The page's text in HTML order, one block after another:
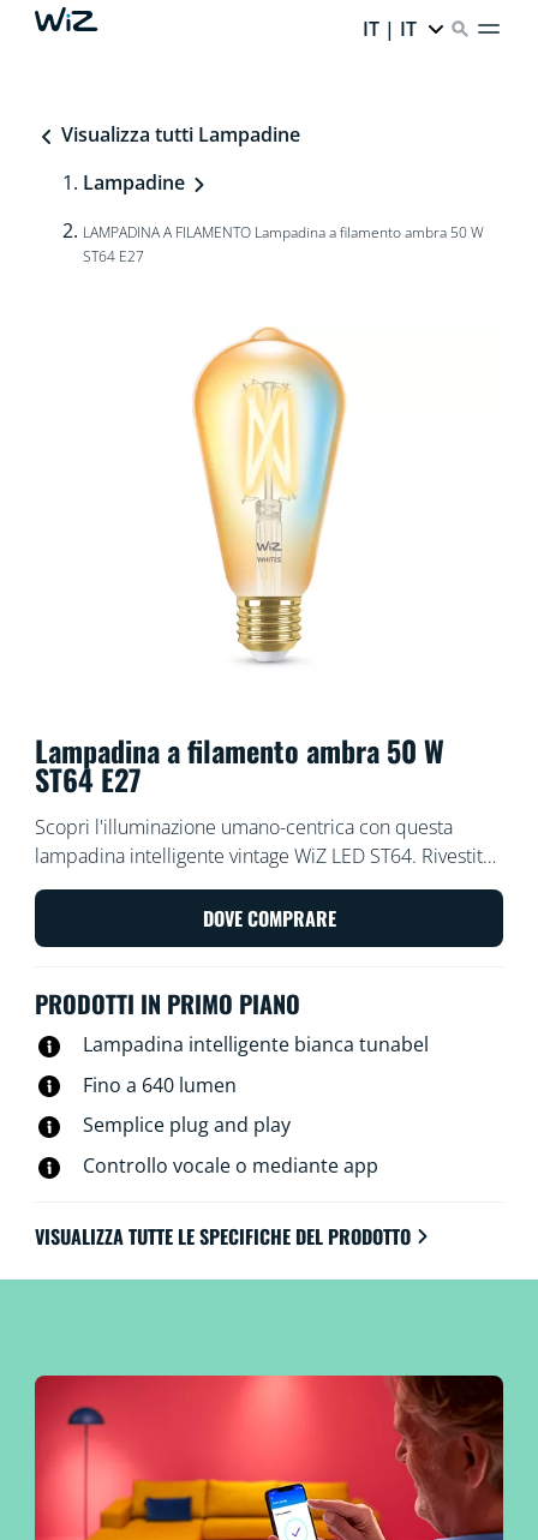
IT | IT
Visualizza tutti Lampadine
Lampadine
LAMPADINA A FILAMENTO Lampadina a filamento ambra 50 W
ST64 E27
Lampadina a filamento ambra 50 W
ST64 E27
Scopri l'illuminazione umano-centrica con questa
lampadina intelligente vintage WiZ LED ST64. Rivestita
in ambra per un look classico, perfetta per i sistemi di
illuminazione decorativi. Scegli tra diverse tonalità di
bianco, da caldo a freddo, per impostare la migliore
accendano e spengano in base alle tue abitudini
smartphone o con la voce e avere accesso remoto alle
luci, anche quando non ci sei. Le luci WiZ si connettono
al tuo router Wi-Fi esistente e non richiedono alcun
hardware aggiuntivo.
DOVE COMPRARE
PRODOTTI IN PRIMO PIANO
Lampadina intelligente bianca tunabel
Fino a 640 lumen
Semplice plug and play
Controllo vocale o mediante app
VISUALIZZA TUTTE LE SPECIFICHE DEL PRODOTTO